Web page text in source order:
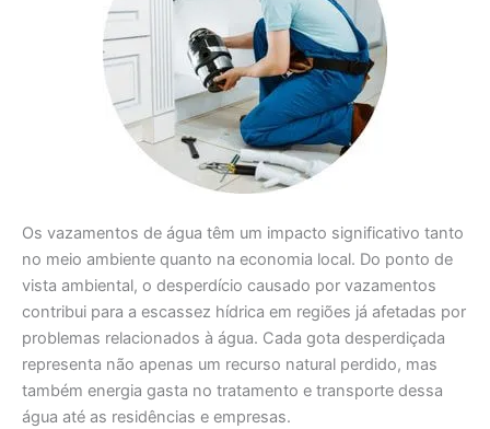
Os vazamentos de água têm um impacto significativo tanto
no meio ambiente quanto na economia local. Do ponto de
vista ambiental, o desperdício causado por vazamentos
contribui para a escassez hídrica em regiões já afetadas por
problemas relacionados à água. Cada gota desperdiçada
representa não apenas um recurso natural perdido, mas
também energia gasta no tratamento e transporte dessa
água até as residências e empresas.